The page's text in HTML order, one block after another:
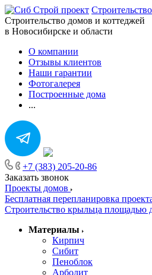
Строительство домов и коттеджей
в Новосибирске и области
О компании
Отзывы клиентов
Наши гарантии
Фотогалерея
Построенные дома
...
+7 (383) 205-20-86
Заказать звонок
Проекты домов
Бесплатная перепланировка
Строительство крыльца площадью
Материалы
Кирпич
Сибит
Пеноблок
Арболит